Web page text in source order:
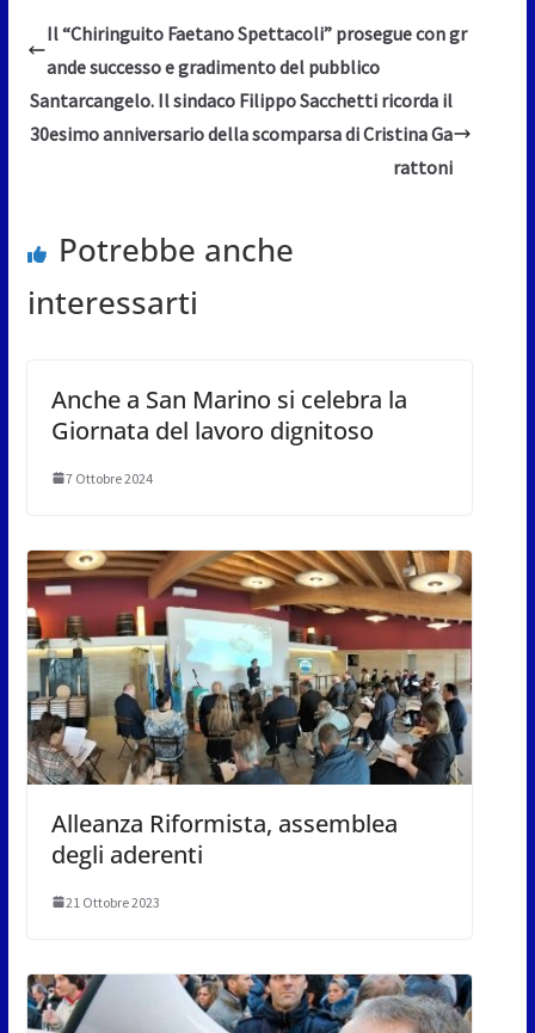
Il “Chiringuito Faetano Spettacoli” prosegue con gr
ande successo e gradimento del pubblico
Santarcangelo. Il sindaco Filippo Sacchetti ricorda il
30esimo anniversario della scomparsa di Cristina Ga
rattoni
Potrebbe anche
interessarti
Anche a San Marino si celebra la
Giornata del lavoro dignitoso
7 Ottobre 2024
Alleanza Riformista, assemblea
degli aderenti
21 Ottobre 2023